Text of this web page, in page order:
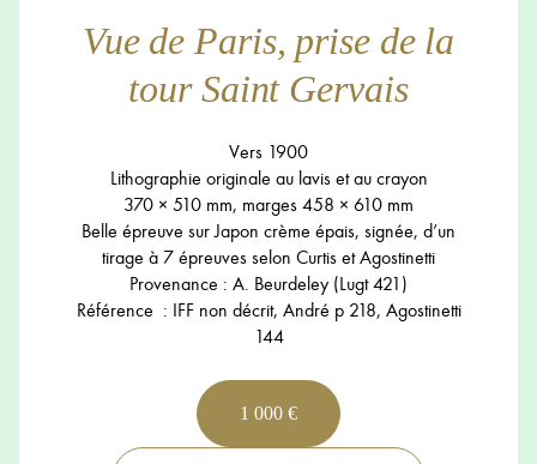
Vue de Paris, prise de la
tour Saint Gervais
Vers 1900
Lithographie originale au lavis et au crayon
370 × 510 mm, marges 458 × 610 mm
Belle épreuve sur Japon crème épais, signée, d’un
tirage à 7 épreuves selon Curtis et Agostinetti
Provenance : A. Beurdeley (Lugt 421)
Référence : IFF non décrit, André p 218, Agostinetti
144
1 000 €